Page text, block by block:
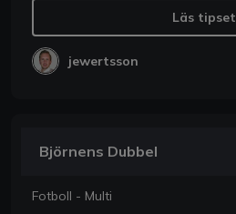
Läs tipset
jewertsson
Björnens Dubbel
Fotboll - Multi